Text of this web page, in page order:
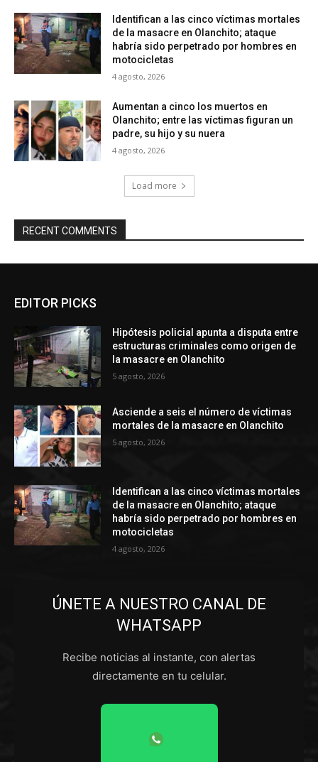
Identifican a las cinco víctimas mortales
de la masacre en Olanchito; ataque
habría sido perpetrado por hombres en
motocicletas
4 agosto, 2026
Aumentan a cinco los muertos en
Olanchito; entre las víctimas figuran un
padre, su hijo y su nuera
4 agosto, 2026
Load more
RECENT COMMENTS
EDITOR PICKS
Hipótesis policial apunta a disputa entre
estructuras criminales como origen de
la masacre en Olanchito
5 agosto, 2026
Asciende a seis el número de víctimas
mortales de la masacre en Olanchito
5 agosto, 2026
Identifican a las cinco víctimas mortales
de la masacre en Olanchito; ataque
habría sido perpetrado por hombres en
motocicletas
4 agosto, 2026
ÚNETE A NUESTRO CANAL DE
WHATSAPP
Recibe noticias al instante, con alertas
directamente en tu celular.